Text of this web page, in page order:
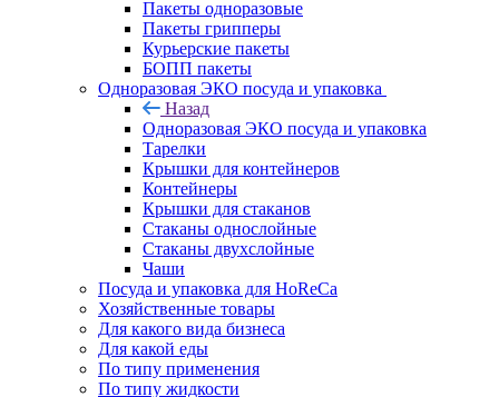
Пакеты одноразовые
Пакеты грипперы
Курьерские пакеты
БОПП пакеты
Одноразовая ЭКО посуда и упаковка
Назад
Одноразовая ЭКО посуда и упаковка
Тарелки
Крышки для контейнеров
Контейнеры
Крышки для стаканов
Стаканы однослойные
Стаканы двухслойные
Чаши
Посуда и упаковка для HoReCa
Хозяйственные товары
Для какого вида бизнеса
Для какой еды
По типу применения
По типу жидкости